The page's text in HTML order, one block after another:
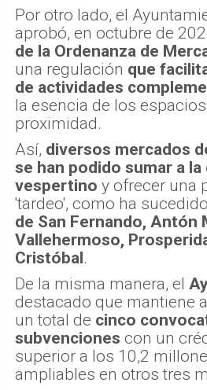
Por otro lado, el
aprobó, en octubre de
de la Ordenanza de
una regulación que
de actividades
la esencia de los
proximidad.
Así, diversos mercados
se han podido sumar a
vespertino y ofrecer una
'tardeo', como ha
de San Fernando, Antón
Vallehermoso,
Cristóbal .
De la misma manera, el
destacado que mantiene
un total de cinco
subvenciones con un
superior a los 10,2
ampliables en otros tres